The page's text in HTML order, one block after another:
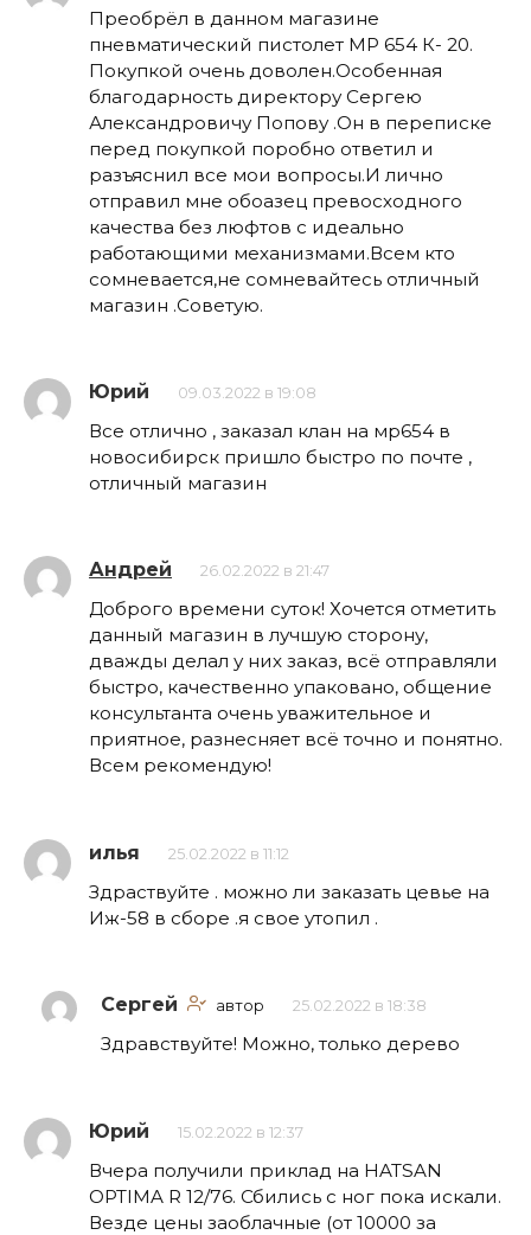
Преобрёл в данном магазине
пневматический пистолет МР 654 К- 20.
Покупкой очень доволен.Особенная
благодарность директору Сергею
Александровичу Попову .Он в переписке
перед покупкой поробно ответил и
разъяснил все мои вопросы.И лично
отправил мне обоазец превосходного
качества без люфтов с идеально
работающими механизмами.Всем кто
сомневается,не сомневайтесь отличный
магазин .Советую.
Юрий 09.03.2022 в 19:08
Все отлично , заказал клан на мр654 в
новосибирск пришло быстро по почте ,
отличный магазин
Андрей 26.02.2022 в 21:47
Доброго времени суток! Хочется отметить
данный магазин в лучшую сторону,
дважды делал у них заказ, всё отправляли
быстро, качественно упаковано, общение
консультанта очень уважительное и
приятное, разнесняет всё точно и понятно.
Всем рекомендую!
илья 25.02.2022 в 11:12
Здраствуйте . можно ли заказать цевье на
Иж-58 в сборе .я свое утопил .
Сергей автор 25.02.2022 в 18:38
Здравствуйте! Можно, только дерево
Юрий 15.02.2022 в 12:37
Вчера получили приклад на HATSAN
OPTIMA R 12/76. Сбились с ног пока искали.
Везде цены заоблачные (от 10000 за